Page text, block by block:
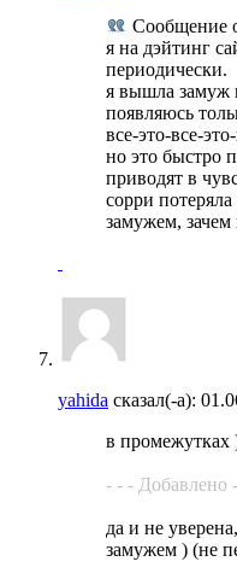
Сообщение
я на дэйтинг
периодически.
я вышла замуж
появляюсь
все-это-все-
но это быстро
приводят в
сорри
замужем, зачем
yahida сказал(-а):
в промежутках
- - - Добавлено
да и не
замужем ) (не